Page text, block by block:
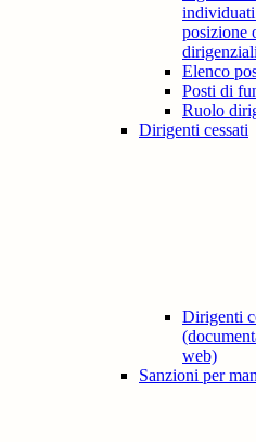
posizione
Elenco
Posti di
Ruolo
Dirigenti cessati
Dirigenti
web)
Sanzioni per